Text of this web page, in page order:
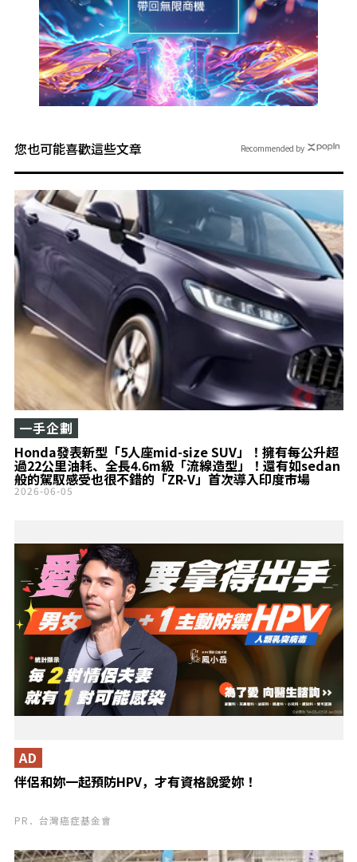
您也可能喜歡這些文章
Honda發表新型「5人座mid-size SUV」！擁有每公升超
過22公里油耗、全長4.6m級「流線造型」！還有如sedan
般的駕馭感受也很不錯的「ZR-V」首次導入印度市場
一手企劃
2026-06-05
伴侶和妳一起預防HPV，才有資格說愛妳！
AD
PR．台灣癌症基金會
Recommended by